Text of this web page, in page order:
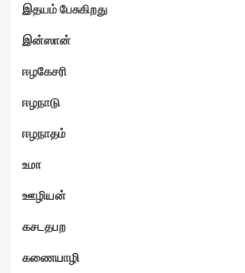
இதயம் பேசுகிறது
இன்ஸான்
ஈழகேசரி
ஈழநாடு
ஈழநாதம்
உமா
ஊழியன்
கசடதபற
கணையாழி